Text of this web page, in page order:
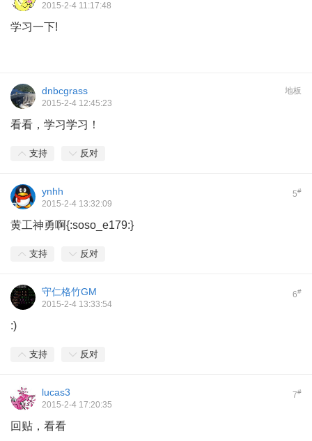
2015-2-4 11:17:48
学习一下!
地板
dnbcgrass
2015-2-4 12:45:23
看看，学习学习！
支持 反对
5#
ynhh
2015-2-4 13:32:09
黄工神勇啊{:soso_e179:}
支持 反对
6#
守仁格竹GM
2015-2-4 13:33:54
:)
支持 反对
7#
lucas3
2015-2-4 17:20:35
回贴，看看